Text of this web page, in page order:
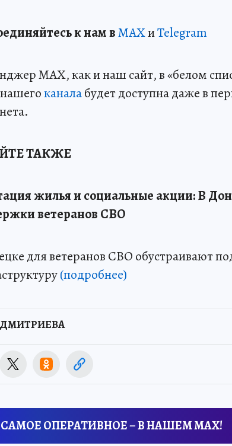
к нам вMAXиTelegram
MAX, как и наш сайт, в «белом
каналабудет доступна даже в
ТАКЖЕ
жилья и социальные акции: В
ветеранов СВО
для ветеранов СВО обустраивают
(подробнее)
ДМИТРИЕВА
САМОЕ ОПЕРАТИВНОЕ – В НАШЕМ MAX!